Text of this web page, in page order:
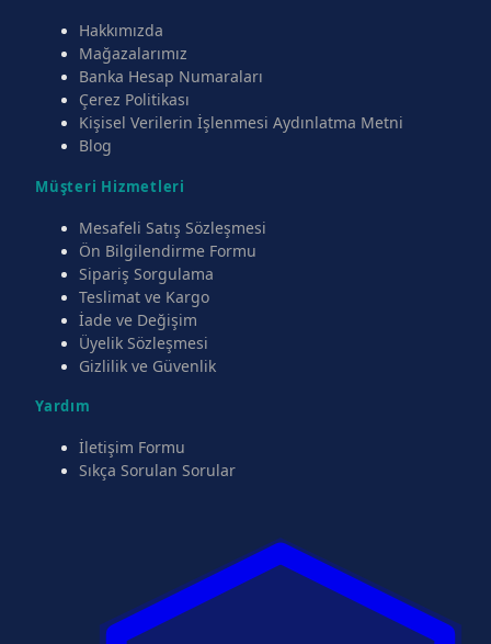
Hakkımızda
Mağazalarımız
Banka Hesap Numaraları
Çerez Politikası
Kişisel Verilerin İşlenmesi Aydınlatma Metni
Blog
Müşteri Hizmetleri
Mesafeli Satış Sözleşmesi
Ön Bilgilendirme Formu
Sipariş Sorgulama
Teslimat ve Kargo
İade ve Değişim
Üyelik Sözleşmesi
Gizlilik ve Güvenlik
Yardım
İletişim Formu
Sıkça Sorulan Sorular